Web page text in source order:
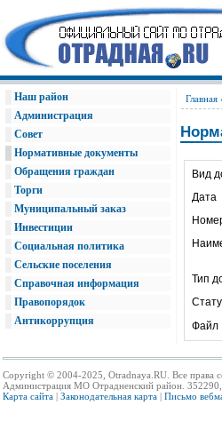
Наш район
Администрация
Совет
Нормативные документы
Обращения граждан
Торги
Муниципальный заказ
Инвестиции
Социальная политика
Сельские поселения
Справочная информация
Правопорядок
Антикоррупция
Главная
Вид
Дата
Тип
Файл
Copyright © 2004-2025, Otradnaya.RU. Все права
Администрация МО Отрадненский район. 352290,
Карта сайта | Законодательная карта | Письмо